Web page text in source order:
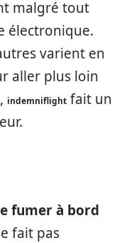
malgré tout
électronique.
varient en
aller plus loin
indemniflight fait un
fumer à bord
fait pas